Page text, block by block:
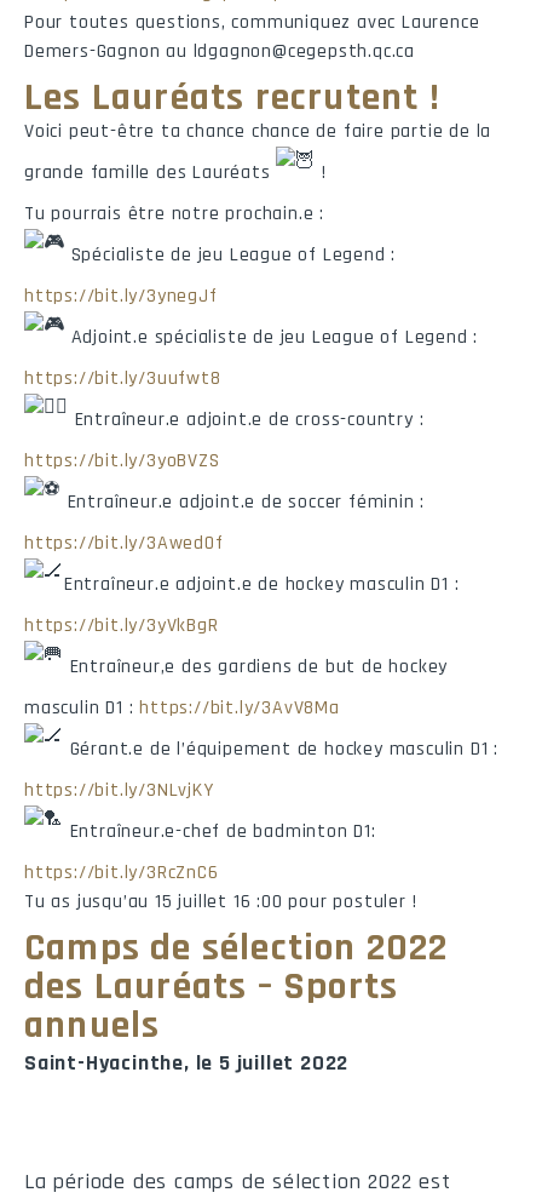
Pour toutes questions, communiquez avec Laurence
Demers-Gagnon au ldgagnon@cegepsth.qc.ca
Les Lauréats recrutent !
Voici peut-être ta chance chance de faire partie de la
grande famille des Lauréats
!
Tu pourrais être notre prochain.e :
Spécialiste de jeu League of Legend :
https://bit.ly/3ynegJf
Adjoint.e spécialiste de jeu League of Legend :
https://bit.ly/3uufwt8
Entraîneur.e adjoint.e de cross-country :
https://bit.ly/3yoBVZS
Entraîneur.e adjoint.e de soccer féminin :
https://bit.ly/3AwedOf
Entraîneur.e adjoint.e de hockey masculin D1 :
https://bit.ly/3yVkBgR
Entraîneur,e des gardiens de but de hockey
masculin D1 :https://bit.ly/3AvV8Ma
Gérant.e de l’équipement de hockey masculin D1 :
https://bit.ly/3NLvjKY
Entraîneur.e-chef de badminton D1:
https://bit.ly/3RcZnC6
Tu as jusqu’au 15 juillet 16 :00 pour postuler !
Camps de sélection 2022
des Lauréats – Sports
annuels
Saint-Hyacinthe, le 5 juillet 2022
La période des camps de sélection 2022 est